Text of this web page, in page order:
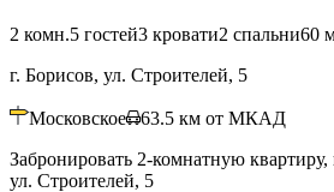
2 комн.5 гостей3 кровати2 спальни60
г. Борисов, ул. Строителей, 5
Московское 63.5 км от МКАД
Забронировать 2-комнатную квартиру,
ул. Строителей, 5